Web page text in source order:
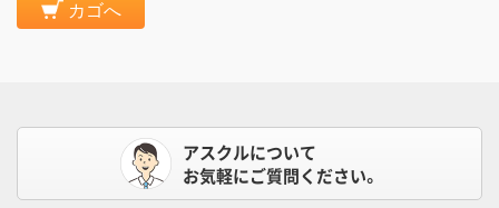
カゴへ
アスクルについて
お気軽にご質問ください。